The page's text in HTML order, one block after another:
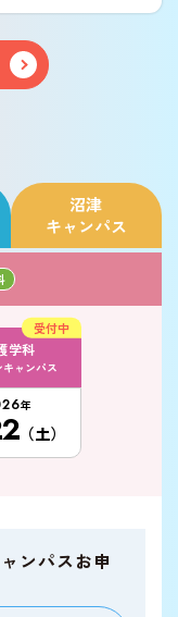
沼津
キャンパス
学科
キャンパス
年
（土）
ンパスお申